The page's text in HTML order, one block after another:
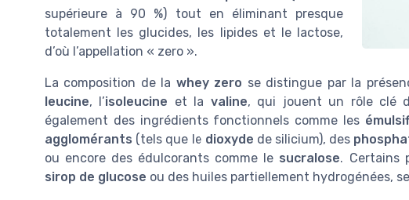
supérieure à 90 %) tout en éliminant presque
totalement les glucides, les lipides et le lactose,
d’où l’appellation « zero ».
La composition de la whey zero se distingue par la
leucine, l’isoleucine et la valine, qui jouent un rôle clé
également des ingrédients fonctionnels comme les
agglomérants (tels que le dioxyde de silicium), des
ou encore des édulcorants comme le sucralose. Certains
sirop de glucose ou des huiles partiellement hydrogénées,